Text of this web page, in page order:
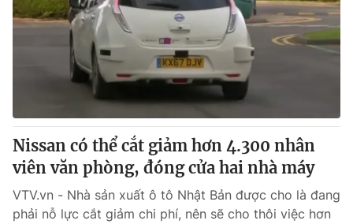
Nissan có thể cắt giảm hơn 4.300 nhân
viên văn phòng, đóng cửa hai nhà máy
VTV.vn - Nhà sản xuất ô tô Nhật Bản được cho là đang
phải nỗ lực cắt giảm chi phí, nên sẽ cho thôi việc hơn